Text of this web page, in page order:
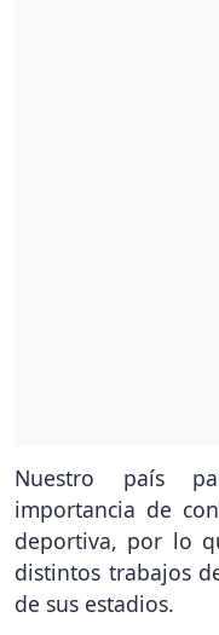
Nuestro país
importancia de
deportiva, por lo
distintos trabajos
de sus estadios.